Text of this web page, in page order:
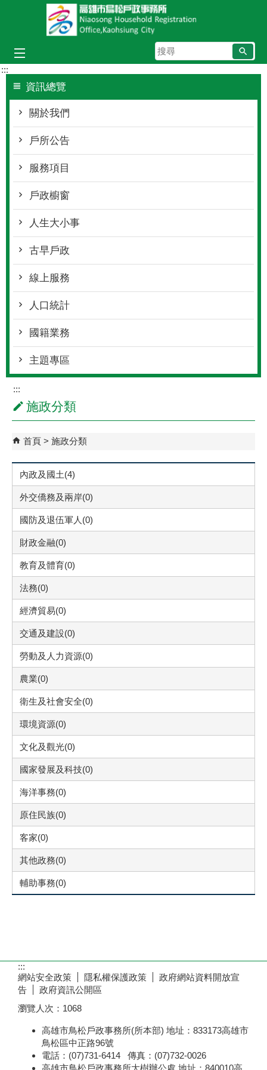
跳到主要內容區塊
搜
尋
:::
資訊總覽
關於我們
戶所公告
服務項目
戶政櫥窗
人生大小事
古早戶政
線上服務
人口統計
國籍業務
主題專區
:::
施政分類
首頁 施政分類
內政及國土(4)
外交僑務及兩岸(0)
國防及退伍軍人(0)
財政金融(0)
教育及體育(0)
法務(0)
經濟貿易(0)
交通及建設(0)
勞動及人力資源(0)
農業(0)
衛生及社會安全(0)
環境資源(0)
文化及觀光(0)
國家發展及科技(0)
海洋事務(0)
原住民族(0)
客家(0)
其他政務(0)
輔助事務(0)
:::
網站安全政策
隱私權保護政策
政府網站資料開放宣
告
政府資訊公開區
瀏覽人次： 1068
高雄市鳥松戶政事務所(所本部) 地址：833173高雄市
鳥松區中正路96號
電話：(07)731-6414 傳真：(07)732-0026